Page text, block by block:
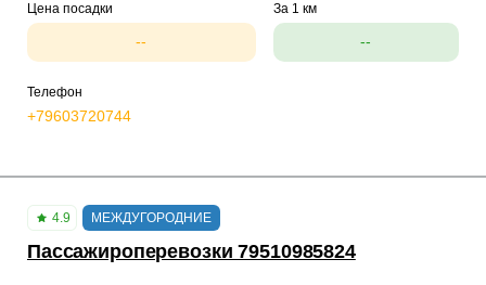
Цена посадки
--
За 1 км
--
Телефон
+79603720744
4.9 МЕЖДУГОРОДНИЕ
Пассажироперевозки 79510985824